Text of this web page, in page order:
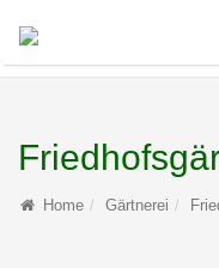
Home Gärtnerei